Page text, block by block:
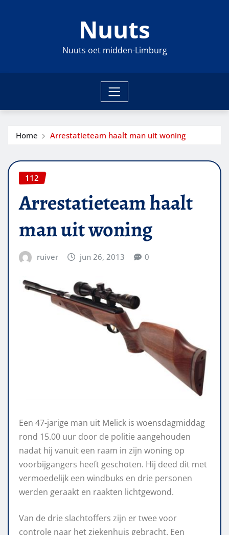
Nuuts
Nuuts oet midden-Limburg
Home Arrestatieteam haalt man uit woning
112
Arrestatieteam haalt
man uit woning
ruiver jun 26, 2013 0
Een 47-jarige man uit Melick is woensdagmiddag
rond 15.00 uur door de politie aangehouden
nadat hij vanuit een raam in zijn woning op
voorbijgangers heeft geschoten. Hij deed dit met
vermoedelijk een windbuks en drie personen
werden geraakt en raakten lichtgewond.
Van de drie slachtoffers zijn er twee voor
controle naar het ziekenhuis gebracht. Een